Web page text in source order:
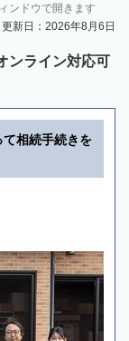
ンドウで開きます
更新日：2026年8月6日
ンライン対応可
て相続手続きを